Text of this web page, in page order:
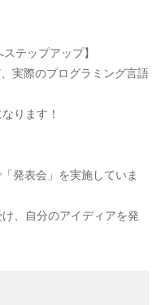
テップアップ】
実際のプログラミング言語
ります！
発表会」を実施していま
、自分のアイディアを発